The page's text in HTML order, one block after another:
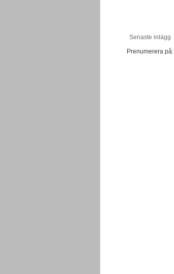
Senaste inlägg
Prenumerera på: